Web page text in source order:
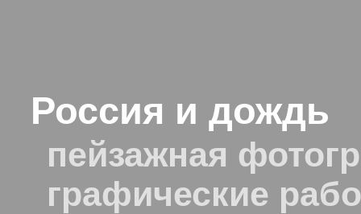
Россия и дождь
пейзажная
графические